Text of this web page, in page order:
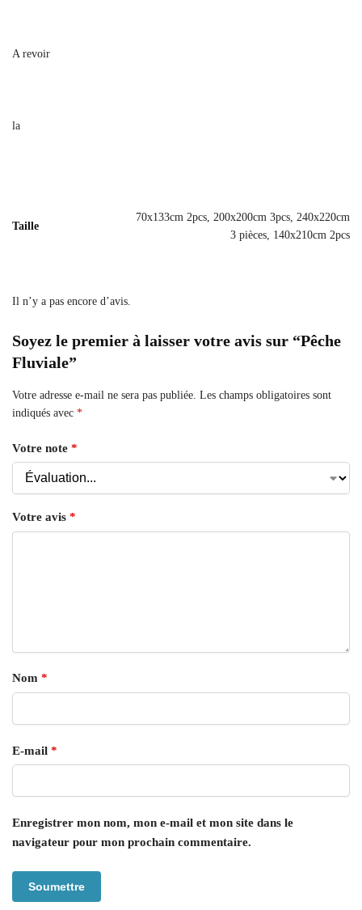
A revoir
la
Taille
70x133cm 2pcs, 200x200cm 3pcs, 240x220cm
3 pièces, 140x210cm 2pcs
Il n’y a pas encore d’avis.
Soyez le premier à laisser votre avis sur “Pêche
Fluviale”
Votre adresse e-mail ne sera pas publiée. Les champs obligatoires sont
indiqués avec *
Votre note *
Votre avis *
Nom *
E-mail *
Enregistrer mon nom, mon e-mail et mon site dans le
navigateur pour mon prochain commentaire.